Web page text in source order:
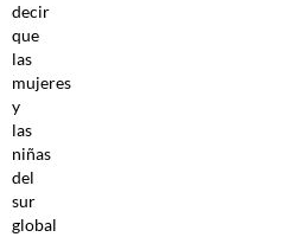
decir
que
las
mujeres
y
las
niñas
del
sur
global